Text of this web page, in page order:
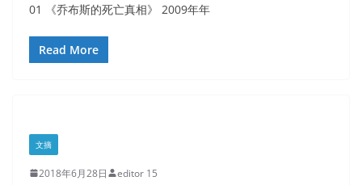
01 《乔布斯的死亡真相》 2009年年
Read More
文摘
2018年6月28日 editor 15